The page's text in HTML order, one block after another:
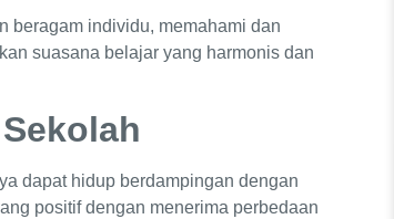
beragam individu, memahami dan
suasana belajar yang harmonis dan
dapat hidup berdampingan dengan
positif dengan menerima perbedaan